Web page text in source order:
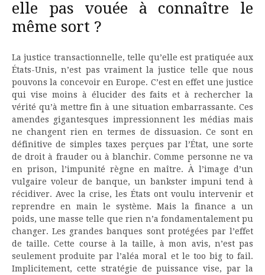
elle pas vouée à connaître le
même sort ?
La justice transactionnelle, telle qu’elle est pratiquée aux
États-Unis, n’est pas vraiment la justice telle que nous
pouvons la concevoir en Europe. C’est en effet une justice
qui vise moins à élucider des faits et à rechercher la
vérité qu’à mettre fin à une situation embarrassante. Ces
amendes gigantesques impressionnent les médias mais
ne changent rien en termes de dissuasion. Ce sont en
définitive de simples taxes perçues par l’État, une sorte
de droit à frauder ou à blanchir. Comme personne ne va
en prison, l’impunité règne en maître. À l’image d’un
vulgaire voleur de banque, un bankster impuni tend à
récidiver. Avec la crise, les États ont voulu intervenir et
reprendre en main le système. Mais la finance a un
poids, une masse telle que rien n’a fondamentalement pu
changer. Les grandes banques sont protégées par l’effet
de taille. Cette course à la taille, à mon avis, n’est pas
seulement produite par l’aléa moral et le too big to fail.
Implicitement, cette stratégie de puissance vise, par la